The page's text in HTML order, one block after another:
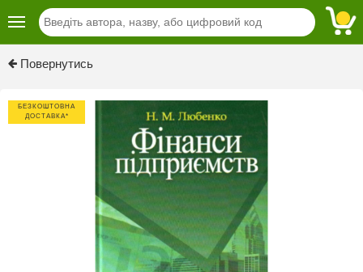
Повернутись
БЕЗКОШТОВНА
ДОСТАВКА*